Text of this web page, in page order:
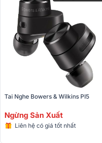
Ngừng Sản Xuất
Liên hệ có giá tốt nhất